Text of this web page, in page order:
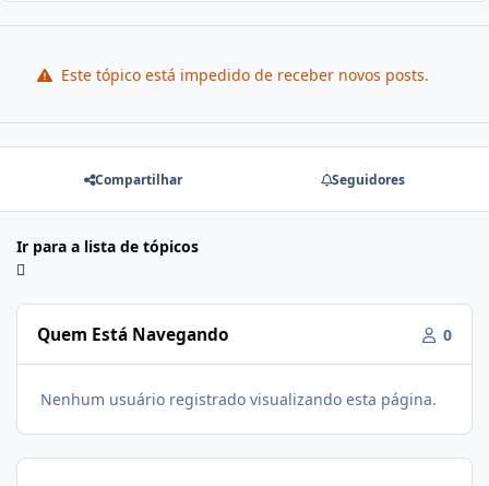
Este tópico está impedido de receber novos posts.
Compartilhar Seguidores
Ir para a lista de tópicos
Quem Está Navegando 0
Nenhum usuário registrado visualizando esta página.